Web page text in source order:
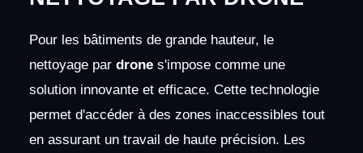
Pour les bâtiments de grande hauteur, le
nettoyage par drones'impose comme une
solution innovante et efficace. Cette technologie
permet d'accéder à des zones inaccessibles tout
en assurant un travail de haute précision. Les